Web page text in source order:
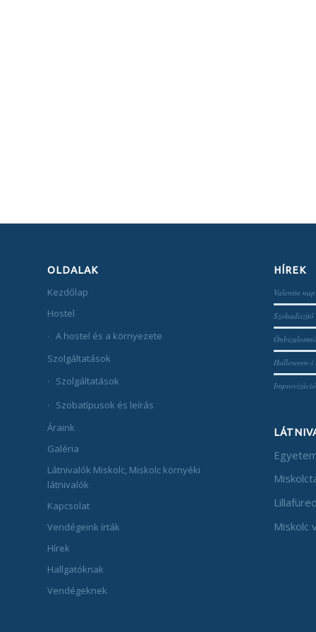
OLDALAK
Kezdőlap
Hostel
A hostel és a környezete
Szolgáltatások
Szolgáltatások
Szobatípusok és leírás
Áraink
Galéria
Látnivalók Miskolc, Miskolc környéki
látnivalók
Kapcsolat
Vendégeink írták
Hírek
Hallgatóknak
Vendégeknek
HÍREK
Valentin
Szobadíszítő
Halloween-i
Miskolc